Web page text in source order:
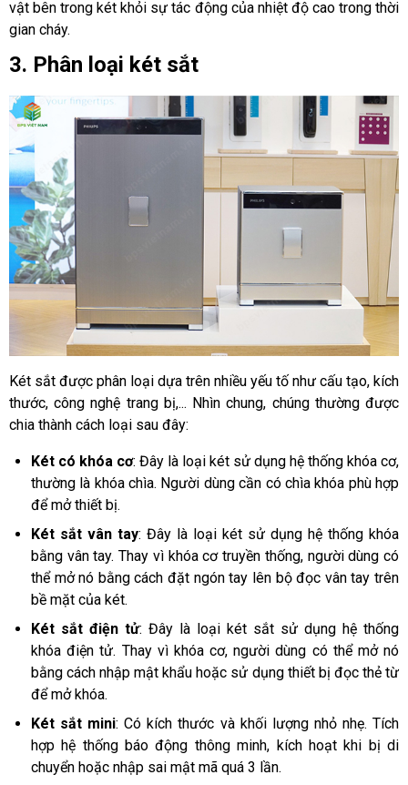
vật bên trong két khỏi sự tác động của nhiệt độ cao trong thời
gian cháy.
3. Phân loại két sắt
Két sắt được phân loại dựa trên nhiều yếu tố như cấu tạo, kích
thước, công nghệ trang bị,... Nhìn chung, chúng thường được
chia thành cách loại sau đây:
Két có khóa cơ: Đây là loại két sử dụng hệ thống khóa cơ,
thường là khóa chìa. Người dùng cần có chìa khóa phù hợp
để mở thiết bị.
Két sắt vân tay: Đây là loại két sử dụng hệ thống khóa
bằng vân tay. Thay vì khóa cơ truyền thống, người dùng có
thể mở nó bằng cách đặt ngón tay lên bộ đọc vân tay trên
bề mặt của két.
Két sắt điện tử: Đây là loại két sắt sử dụng hệ thống
khóa điện tử. Thay vì khóa cơ, người dùng có thể mở nó
bằng cách nhập mật khẩu hoặc sử dụng thiết bị đọc thẻ từ
để mở khóa.
Két sắt mini: Có kích thước và khối lượng nhỏ nhẹ. Tích
hợp hệ thống báo động thông minh, kích hoạt khi bị di
chuyển hoặc nhập sai mật mã quá 3 lần.